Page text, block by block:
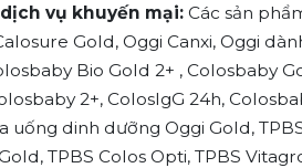
vụ khuyến mại: Các sản
Gold, Oggi Canxi, Oggi
Bio Gold 2+ , Colosbaby
2+, ColosIgG 24h,
uống dinh dưỡng Oggi Gold,
TPBS Colos Opti, TPBS